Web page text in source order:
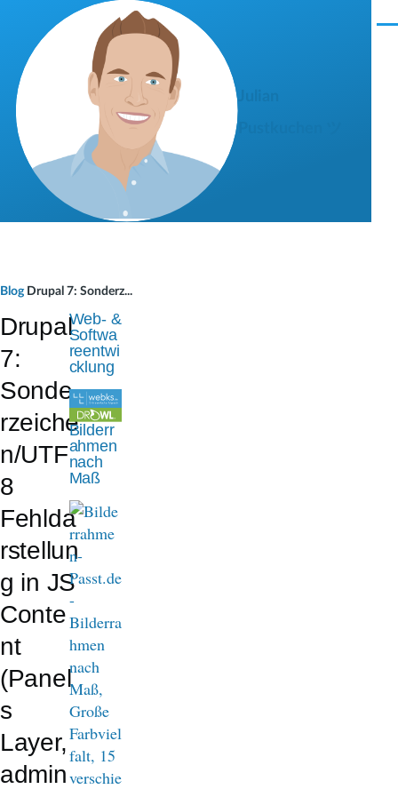
Direkt zum Inhalt
M
a
d
n
a
v
i
g
a
t
o
n
Blog Drupal 7: Sonderz...
Drupal
7:
Sonde
rzeiche
n/UTF
8
Fehlda
rstellun
g in JS
Conte
nt
(Panel
s
Layer,
admin
Web- &
Softwa
reentwi
cklung
Bilderr
ahmen
nach
Maß